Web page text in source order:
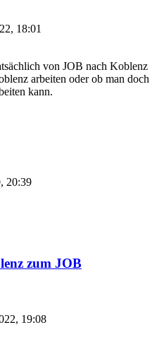
18:01
von JOB nach Koblenz
arbeiten oder ob man doch
kann.
20:39
zum JOB
19:08